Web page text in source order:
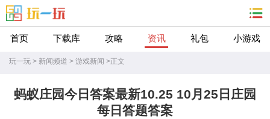
首页 下载库 攻略 资讯 礼包 小游戏
玩一玩 > 新闻频道 > 游戏新闻 >正文
蚂蚁庄园今日答案最新10.25 10月25日庄园
每日答题答案